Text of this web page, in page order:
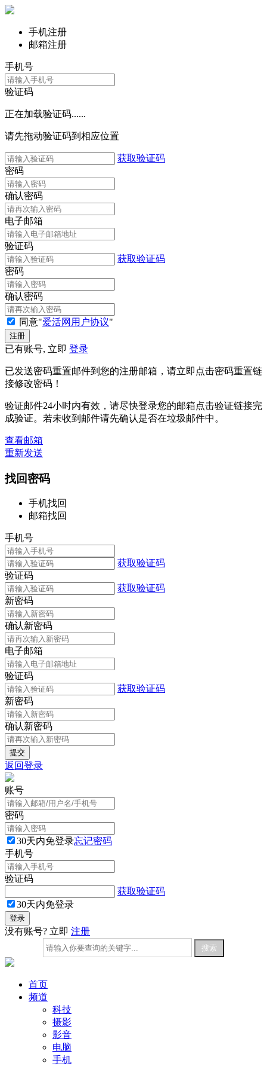
手机注册
邮箱注册
手机号
验证码
正在加载验证码......
请先拖动验证码到相应位置
获取验证码
密码
确认密码
电子邮箱
验证码
获取验证码
密码
确认密码
同意"爱活网用户协议"
已有账号, 立即 登录
已发送密码重置邮件到您的注册邮箱，请立即点击密码重置链
接修改密码！
验证邮件24小时内有效，请尽快登录您的邮箱点击验证链接完
成验证。若未收到邮件请先确认是否在垃圾邮件中。
查看邮箱
重新发送
找回密码
手机找回
邮箱找回
手机号
获取验证码
验证码
获取验证码
新密码
确认新密码
电子邮箱
验证码
获取验证码
新密码
确认新密码
返回登录
账号
密码
30天内免登录忘记密码
手机号
验证码
获取验证码
30天内免登录
没有账号? 立即 注册
首页
频道
科技
摄影
影音
电脑
手机